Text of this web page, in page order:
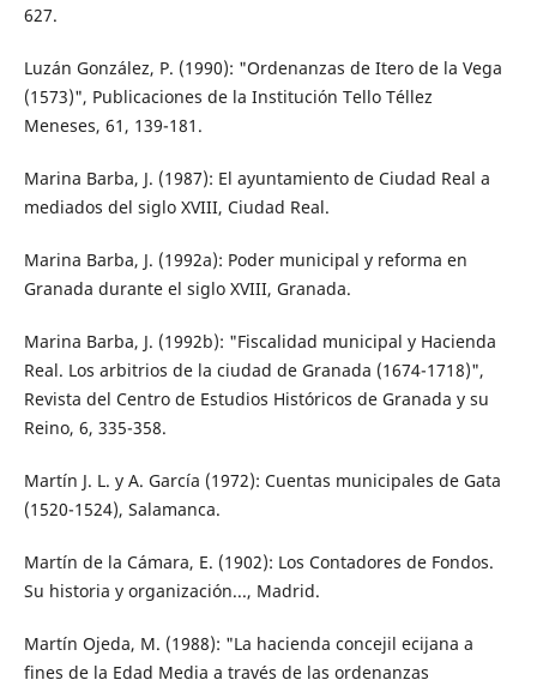
627.
Luzán González, P. (1990): "Ordenanzas de Itero de la Vega
(1573)", Publicaciones de la Institución Tello Téllez
Meneses, 61, 139-181.
Marina Barba, J. (1987): El ayuntamiento de Ciudad Real a
mediados del siglo XVIII, Ciudad Real.
Marina Barba, J. (1992a): Poder municipal y reforma en
Granada durante el siglo XVIII, Granada.
Marina Barba, J. (1992b): "Fiscalidad municipal y Hacienda
Real. Los arbitrios de la ciudad de Granada (1674-1718)",
Revista del Centro de Estudios Históricos de Granada y su
Reino, 6, 335-358.
Martín J. L. y A. García (1972): Cuentas municipales de Gata
(1520-1524), Salamanca.
Martín de la Cámara, E. (1902): Los Contadores de Fondos.
Su historia y organización..., Madrid.
Martín Ojeda, M. (1988): "La hacienda concejil ecijana a
fines de la Edad Media a través de las ordenanzas